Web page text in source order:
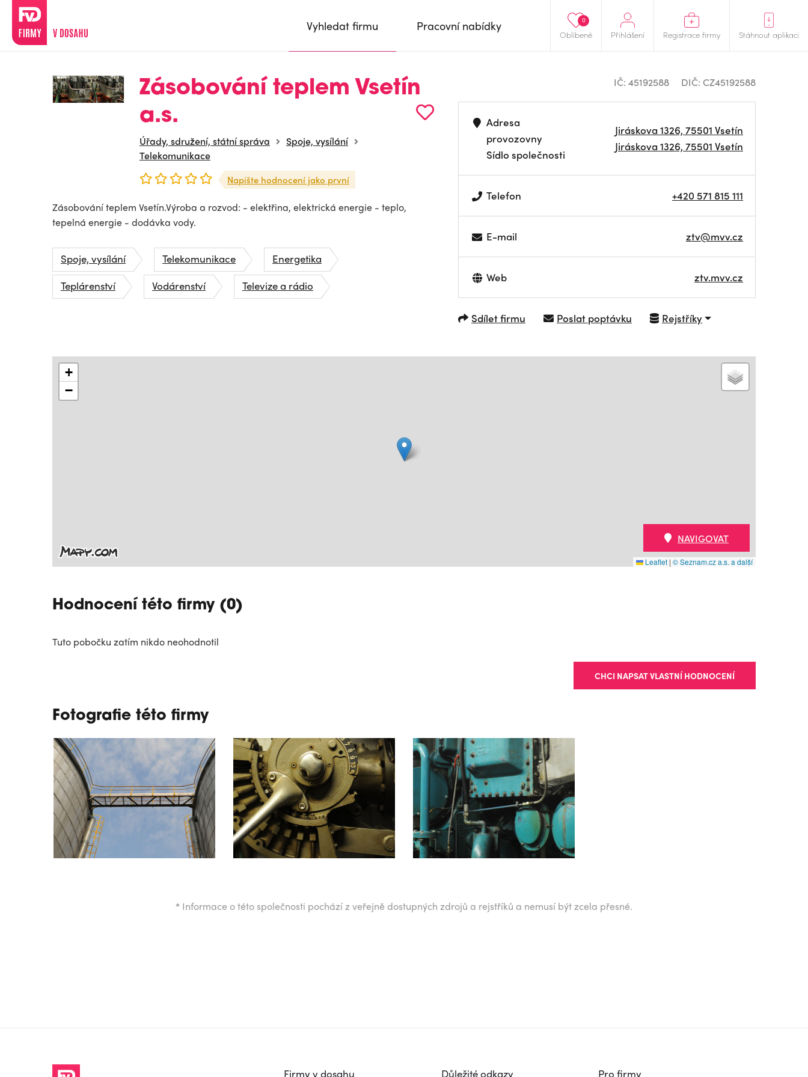
Oblíbené
0
Přihlášení Registrace firmy Stáhnout aplikaci
Vyhledat firmu Pracovní nabídky
Zásobování teplem Vsetín
a.s.
Úřady, sdružení, státní správa
Spoje, vysílání
Telekomunikace
Napište hodnocení jako první
Zásobování teplem Vsetín.Výroba a rozvod: - elektřina, elektrická energie - teplo,
tepelná energie - dodávka vody.
Spoje, vysílání Telekomunikace
Energetika
Teplárenství
Vodárenství Televize a rádio
IČ: 45192588 DIČ: CZ45192588
Adresa
provozovny
Sídlo společnosti
Jiráskova 1326, 75501 Vsetín
Jiráskova 1326, 75501 Vsetín
Telefon +420 571 815 111
E-mail ztv@mvv.cz
Web ztv.mvv.cz
Sdílet firmu Poslat poptávku Rejstříky
+
−
Leaflet | © Seznam.cz a.s. a další
NAVIGOVAT
Hodnocení této firmy (0)
Tuto pobočku zatím nikdo neohodnotil
CHCI NAPSAT VLASTNÍ HODNOCENÍ
Fotografie této firmy
* Informace o této společnosti pochází z veřejně dostupných zdrojů a rejstříků a nemusí být zcela přesné.
Firmy v dosahu Důležité odkazy Pro firmy